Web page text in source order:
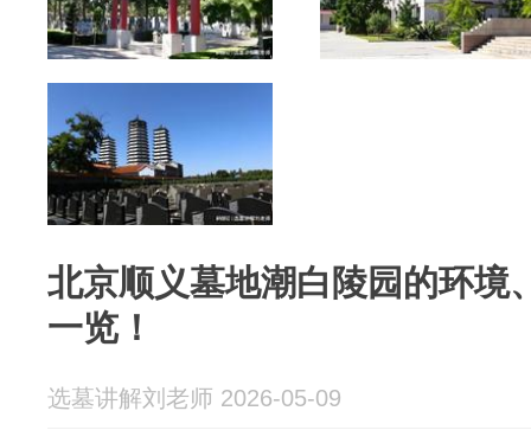
北京顺义墓地潮白陵园的环境
一览！
选墓讲解刘老师 2026-05-09